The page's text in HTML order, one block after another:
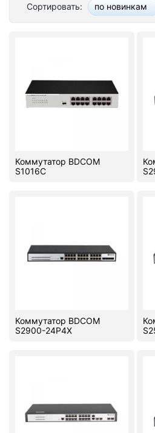
Сортировать: по новинкам
Коммутатор BDCOM
S1016C
Коммутатор BDCOM
S2900-24P4X